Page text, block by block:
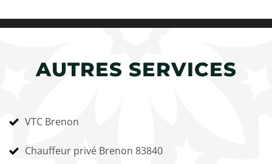
AUTRES SERVICES
VTC Brenon
Chauffeur privé Brenon 83840